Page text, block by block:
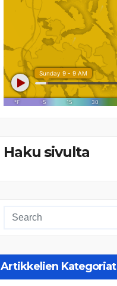
Haku sivulta
Artikkelien Kategoriat